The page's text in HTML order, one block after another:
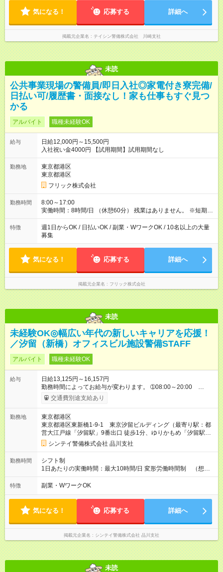
気になる！ 応募する 詳細へ
掲載元企業名 テイシン警備株式会社 川崎支社
未読
公共事業現場の警備員/即日入社◎家電付き寮完備/
日払い可/履歴書・面接なし！家も仕事もすぐ見つ
かる
アルバイト 職種未経験OK
給与
日給12,000円～15,500円
入社祝い金4000円 【試用期間】試用期間なし
勤務地
東京都港区
東京都港区
フリック株式会社
勤務時間
8:00～17:00
実働時間：8時間/日 （休憩60分） 残業はありません。 ※短期の
募集は行っておりません。予めご了承くださいませ。
特徴
週1日からOK / 日払いOK / 副業・WワークOK / 10名以上の大量
募集
気になる！ 応募する 詳細へ
掲載元企業名 フリック株式会社
未読
未経験OK◎幅広い年代の新しいキャリアを応援！
／汐留（新橋）オフィスビル施設警備STAFF
アルバイト 職種未経験OK
給与
日給13,125円～16,157円
勤務時間によってお給与が変わります。 ➀08:00～20:00
13,125円～ ➁20:00～08:00 14,688円～ ※他時間帯のお仕事も
ございます。 ※別途資格手当がございます。 例：自衛消防技
級救命講習修了 250円/日 など 【試用期間】試用期間あり 試
用期間の長さ：2週間 雇用形態、給与は本採用時と同じです。
交通費別途支給あり
勤務地
東京都港区
東京都港区東新橋1-9-1 東京汐留ビルディング（最寄り駅：都
営大江戸線「汐留駅」9番出口 徒歩1分、ゆりかもめ「汐留駅」
東出口 徒歩1分、JR「新橋駅」汐留口 徒歩7分）
シンテイ警備株式会社 品川支社
勤務時間
シフト制
1日あたりの実働時間：最大10時間/日 変形労働時間制 （想定
労働時間 170時間/月） 【シフト例】 ➀08:00～20:00（休憩時
間120分） ➁20:00～08:00（休憩時間120分）
特徴 副業・WワークOK
気になる！ 応募する 詳細へ
掲載元企業名 シンテイ警備株式会社 品川支社
未読